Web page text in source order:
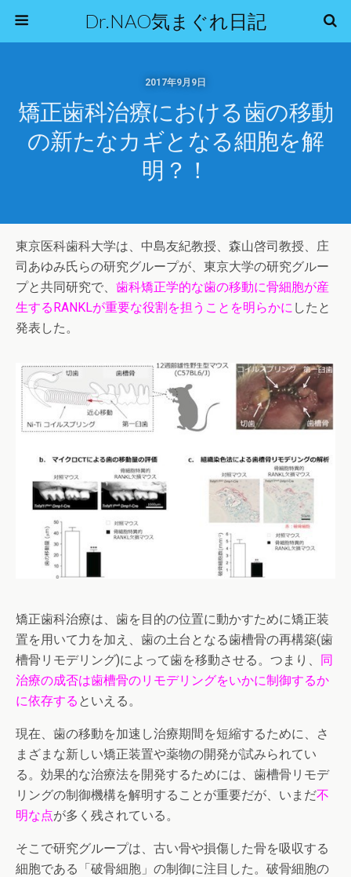
Dr.NAO気まぐれ日記
2017年9月9日
矯正歯科治療における歯の移動
の新たなカギとなる細胞を解
明？！
東京医科歯科大学は、中島友紀教授、森山啓司教授、庄
司あゆみ氏らの研究グループが、東京大学の研究グルー
プと共同研究で、 歯科矯正学的な歯の移動に骨細胞が産
生するRANKLが重要な役割を担うことを明らかに したと
発表した。
矯正歯科治療は、歯を目的の位置に動かすために矯正装
置を用いて力を加え、歯の土台となる歯槽骨の再構築(歯
槽骨リモデリング)によって歯を移動させる。つまり、 同
治療の成否は歯槽骨のリモデリングをいかに制御するか
に依存する といえる。
現在、歯の移動を加速し治療期間を短縮するために、さ
まざまな新しい矯正装置や薬物の開発が試みられてい
る。効果的な治療法を開発するためには、歯槽骨リモデ
リングの制御機構を解明することが重要だが、いまだ不
明な点が多く残されている。
そこで研究グループは、古い骨や損傷した骨を吸収する
細胞である「破骨細胞」の制御に注目した。破骨細胞の